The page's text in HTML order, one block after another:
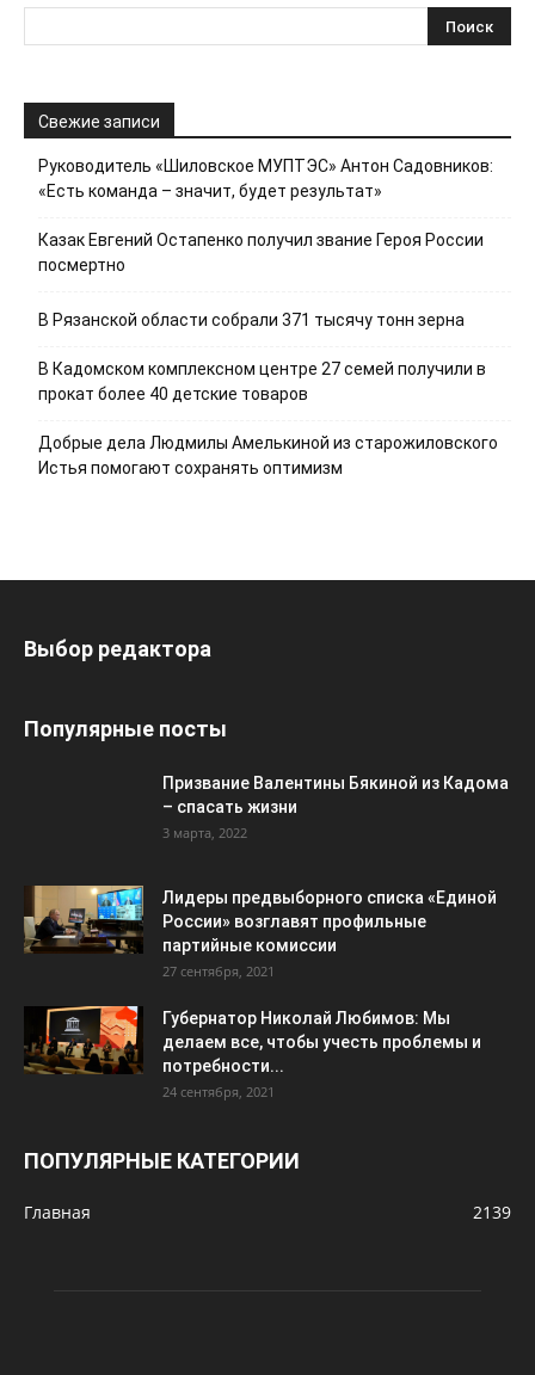
Свежие записи
Руководитель «Шиловское МУПТЭС» Антон Садовников:
«Есть команда – значит, будет результат»
Казак Евгений Остапенко получил звание Героя России
посмертно
В Рязанской области собрали 371 тысячу тонн зерна
В Кадомском комплексном центре 27 семей получили в
прокат более 40 детские товаров
Добрые дела Людмилы Амелькиной из старожиловского
Истья помогают сохранять оптимизм
Выбор редактора
Популярные посты
Призвание Валентины Бякиной из Кадома
– спасать жизни
3 марта, 2022
Лидеры предвыборного списка «Единой
России» возглавят профильные
партийные комиссии
27 сентября, 2021
Губернатор Николай Любимов: Мы
делаем все, чтобы учесть проблемы и
потребности...
24 сентября, 2021
ПОПУЛЯРНЫЕ КАТЕГОРИИ
Главная 2139